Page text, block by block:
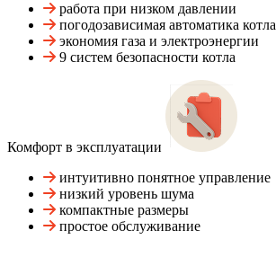
работа при низком давлении
погодозависимая автоматика котла
экономия газа и электроэнергии
9 систем безопасности котла
Комфорт в эксплуатации
интуитивно понятное управление
низкий уровень шума
компактные размеры
простое обслуживание